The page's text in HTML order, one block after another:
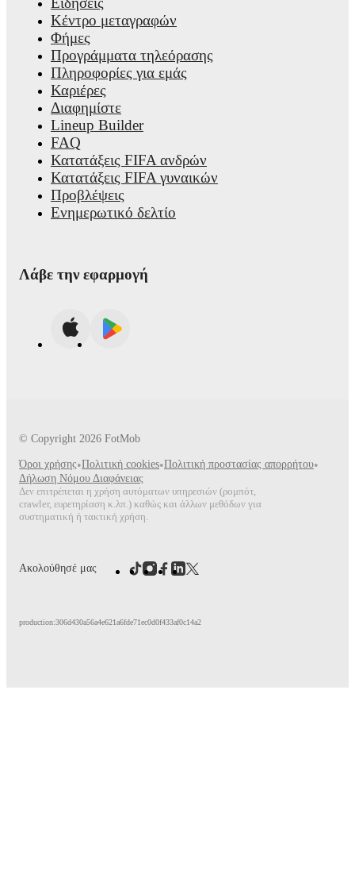
Κέντρο μεταγραφών
Φήμες
Προγράμματα τηλεόρασης
Πληροφορίες για εμάς
Καριέρες
Διαφημίστε
Lineup Builder
FAQ
Κατατάξεις FIFA ανδρών
Κατατάξεις FIFA γυναικών
Προβλέψεις
Ενημερωτικό δελτίο
Λάβε την εφαρμογή
© Copyright 2026 FotMob
Όροι χρήσης•Πολιτική cookies•Πολιτική προστασίας απορρήτου•
Δήλωση Νόμου Διαφάνειας
Δεν επιτρέπεται η χρήση αυτόματων υπηρεσιών (ρομπότ,
crawler, ευρετηρίαση κ.λπ.) καθώς και άλλων μεθόδων για
συστηματική ή τακτική χρήση.
Ακολούθησέ μας
production:306d430a56a4e621a6fde71ec0d0f433af0c14a2